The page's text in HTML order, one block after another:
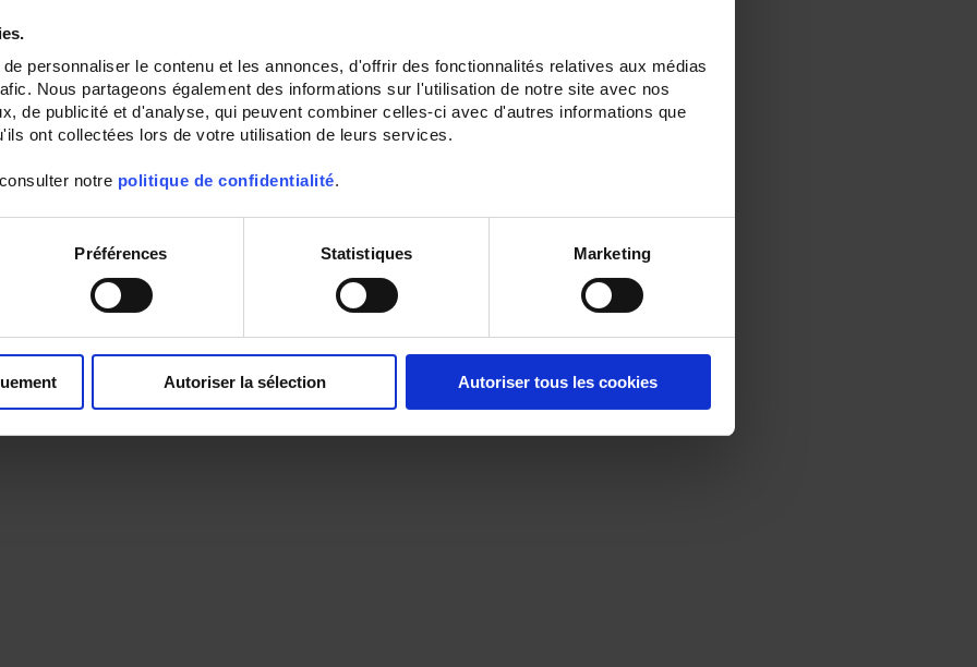
personnaliser le contenu et les annonces, d'offrir des fonctionnalités relatives aux médias
Nous partageons également des informations sur l'utilisation de notre site avec nos
de publicité et d'analyse, qui peuvent combiner celles-ci avec d'autres informations que
ont collectées lors de votre utilisation de leurs services.
notre politique de confidentialité.
Préférences Statistiques Marketing
Autoriser la sélection Autoriser tous les cookies